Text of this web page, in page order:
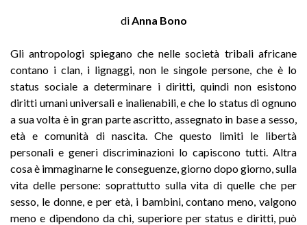
di Anna Bono
Gli antropologi spiegano che nelle società tribali africane
contano i clan, i lignaggi, non le singole persone, che è lo
status sociale a determinare i diritti, quindi non esistono
diritti umani universali e inalienabili, e che lo status di ognuno
a sua volta è in gran parte ascritto, assegnato in base a sesso,
età e comunità di nascita. Che questo limiti le libertà
personali e generi discriminazioni lo capiscono tutti. Altra
cosa è immaginarne le conseguenze, giorno dopo giorno, sulla
vita delle persone: soprattutto sulla vita di quelle che per
sesso, le donne, e per età, i bambini, contano meno, valgono
meno e dipendono da chi, superiore per status e diritti, può